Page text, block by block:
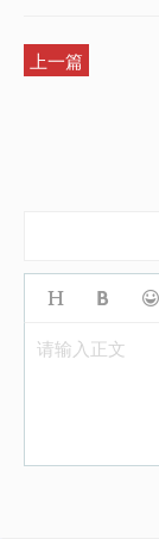
上一篇
请输入正文